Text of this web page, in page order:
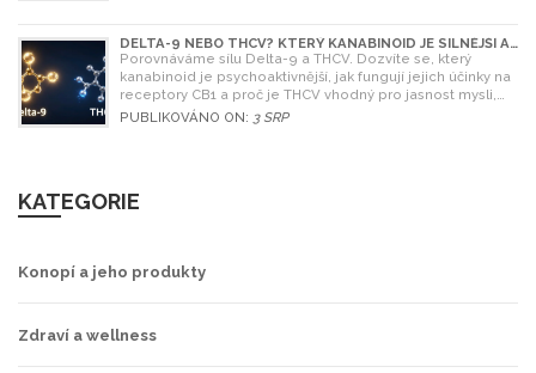
DELTA-9 NEBO THCV? KTERÝ KANABINOID JE SILNĚJŠÍ A
CO SI VYBRAT
Porovnáváme sílu Delta-9 a THCV. Dozvíte se, který
kanabinoid je psychoaktivnější, jak fungují jejich účinky na
receptory CB1 a proč je THCV vhodný pro jasnost mysli,
zatímco Delta-9 pro relaxaci.
PUBLIKOVÁNO ON: 3 SRP
KATEGORIE
Konopí a jeho produkty
Zdraví a wellness